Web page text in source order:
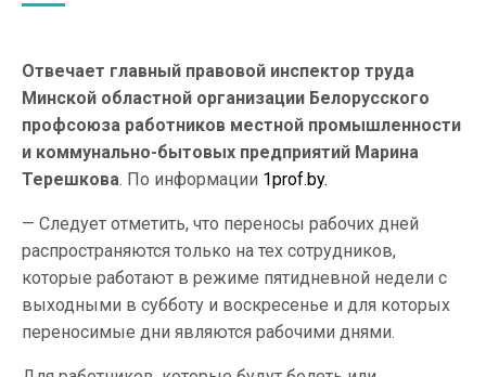
Отвечает главный правовой инспектор труда
Минской областной организации Белорусского
профсоюза работников местной промышленности
и коммунально-бытовых предприятий Марина
Терешкова. По информации 1prof.by.
— Следует отметить, что переносы рабочих дней
распространяются только на тех сотрудников,
которые работают в режиме пятидневной недели с
выходными в субботу и воскресенье и для которых
переносимые дни являются рабочими днями.